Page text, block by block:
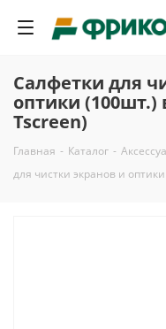
Салфетки для
оптики (100шт.)
Tscreen)
Главная - Каталог -
для чистки экранов и